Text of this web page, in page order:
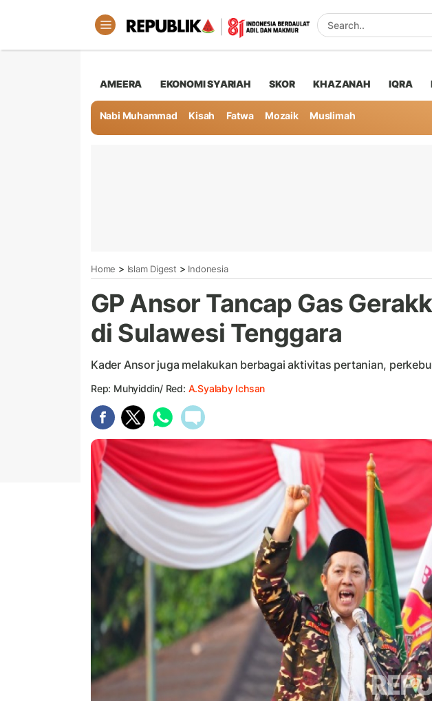
AMEERA EKONOMI SYARIAH SKOR KHAZANAH IQRA
Nabi Muhammad Kisah Fatwa Mozaik Muslimah
Home > Islam Digest > Indonesia
GP Ansor Tancap Gas
di Sulawesi Tenggara
Kader Ansor juga melakukan berbagai aktivitas pertanian,
Rep: Muhyiddin/ Red: A.Syalaby Ichsan